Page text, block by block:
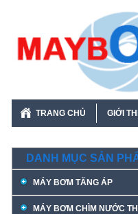
TRANG CHỦ GIỚI
DANH MỤC SẢN
MÁY BƠM TĂNG ÁP
MÁY BƠM CHÌM NƯỚC